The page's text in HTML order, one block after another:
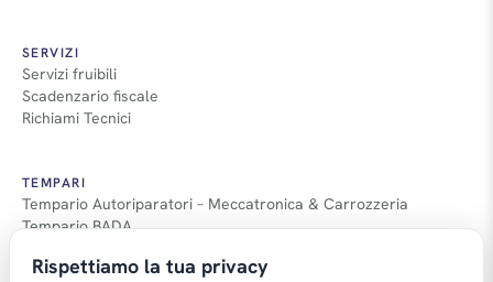
SERVIZI
Servizi fruibili
Scadenzario fiscale
Richiami Tecnici
TEMPARI
Tempario Autoriparatori – Meccatronica & Carrozzeria
Tempario BADA
Guida Applicazione Tempi
Rispettiamo la tua privacy